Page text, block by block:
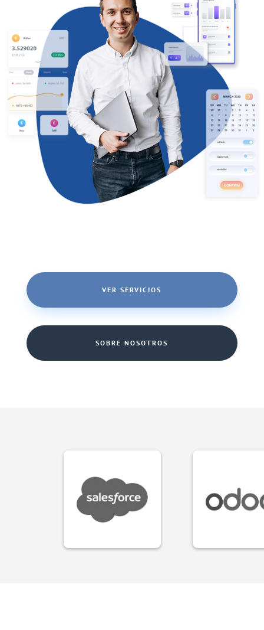
VER SERVICIOS
SOBRE NOSOTROS